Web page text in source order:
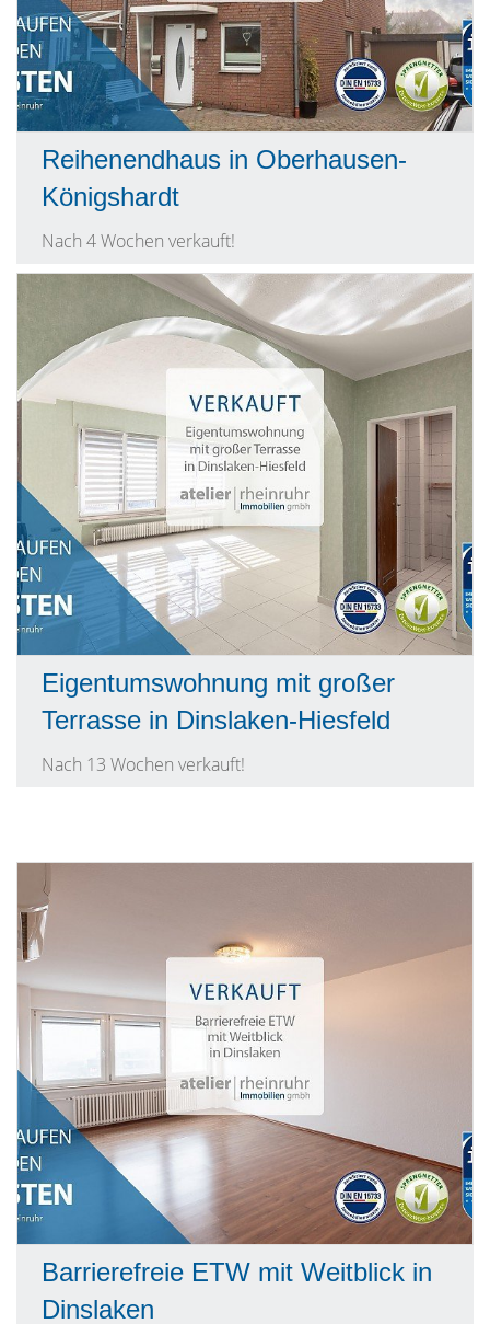
Reihenendhaus in Oberhausen-
Königshardt
Nach 4 Wochen verkauft!
Eigentumswohnung mit großer
Terrasse in Dinslaken-Hiesfeld
Nach 13 Wochen verkauft!
Barrierefreie ETW mit Weitblick in
Dinslaken